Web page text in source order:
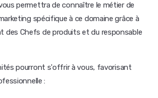
permettra de connaître le métier de
spécifique à ce domaine grâce à
des Chefs de produits et du responsable
pourront s'offrir à vous, favorisant
: